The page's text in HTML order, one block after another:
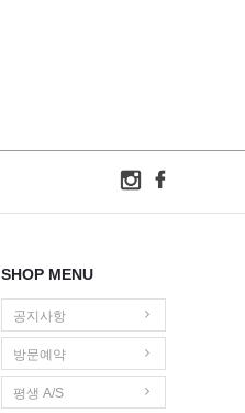
SHOP MENU
공지사항
방문예약
평생 A/S